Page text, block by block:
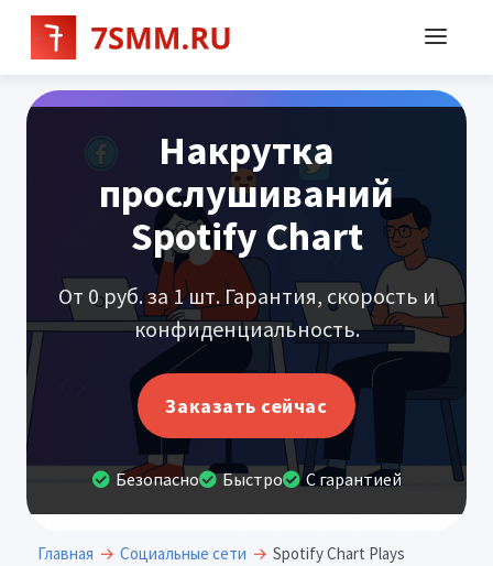
Накрутка
прослушиваний
Spotify Chart
От 0 руб. за 1 шт. Гарантия, скорость и
конфиденциальность.
Заказать сейчас
Безопасно Быстро С гарантией
Главная Социальные сети Spotify Chart Plays